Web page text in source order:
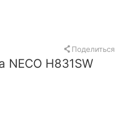
Поделиться
NECO H831SW